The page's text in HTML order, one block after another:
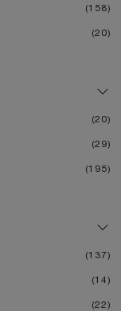
158
20
20
29
195
137
14
22